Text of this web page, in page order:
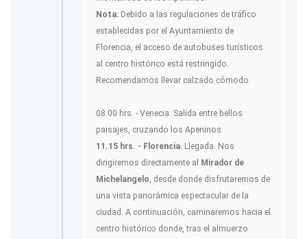
Nota: Debido a las regulaciones de tráfico
establecidas por el Ayuntamiento de
Florencia, el acceso de autobuses turísticos
al centro histórico está restringido.
Recomendamos llevar calzado cómodo.
08.00 hrs. - Venecia. Salida entre bellos
paisajes, cruzando los Apeninos.
11.15 hrs. - Florencia. Llegada. Nos
dirigiremos directamente al
Mirador de
Michelangelo, desde donde disfrutaremos de
una vista panorámica espectacular de la
ciudad. A continuación, caminaremos hacia el
centro histórico donde, tras el almuerzo